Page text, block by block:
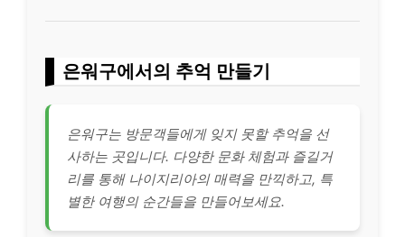
은워구에서의 추억 만들기
은워구는 방문객들에게 잊지 못할 추억을 선
사하는 곳입니다. 다양한 문화 체험과 즐길거
리를 통해 나이지리아의 매력을 만끽하고, 특
별한 여행의 순간들을 만들어보세요.